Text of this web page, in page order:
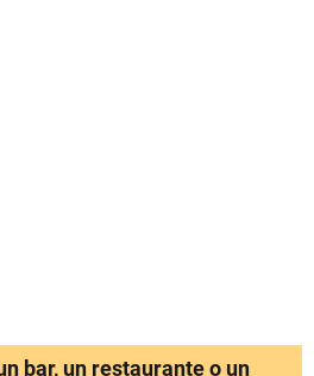
bar, un restaurante o un